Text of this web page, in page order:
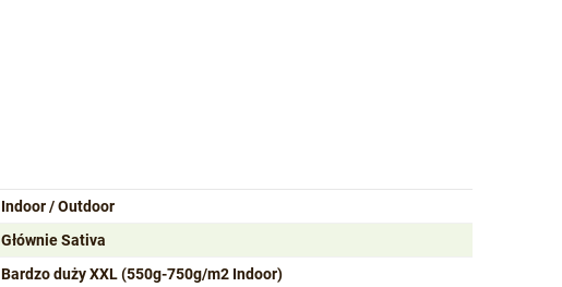
Indoor / Outdoor
Głównie Sativa
Bardzo duży XXL (550g-750g/m2 Indoor)